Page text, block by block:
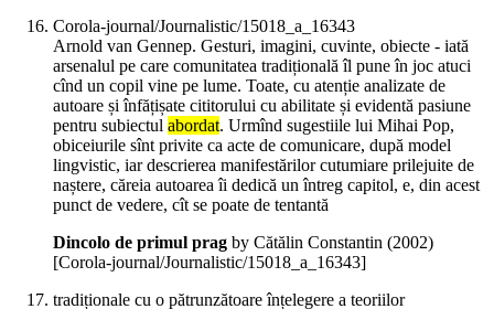
Corola-journal/Journalistic/15018_a_16343
Arnold van Gennep. Gesturi, imagini, cuvinte, obiecte - iată
arsenalul pe care comunitatea tradițională îl pune în joc atuci
cînd un copil vine pe lume. Toate, cu atenție analizate de
autoare și înfățișate cititorului cu abilitate și evidentă pasiune
pentru subiectul abordat. Urmînd sugestiile lui Mihai Pop,
obiceiurile sînt privite ca acte de comunicare, după model
lingvistic, iar descrierea manifestărilor cutumiare prilejuite de
naștere, căreia autoarea îi dedică un întreg capitol, e, din acest
punct de vedere, cît se poate de tentantă
Dincolo de primul prag by Cătălin Constantin (2002)
[Corola-journal/Journalistic/15018_a_16343]
tradiționale cu o pătrunzătoare înțelegere a teoriilor